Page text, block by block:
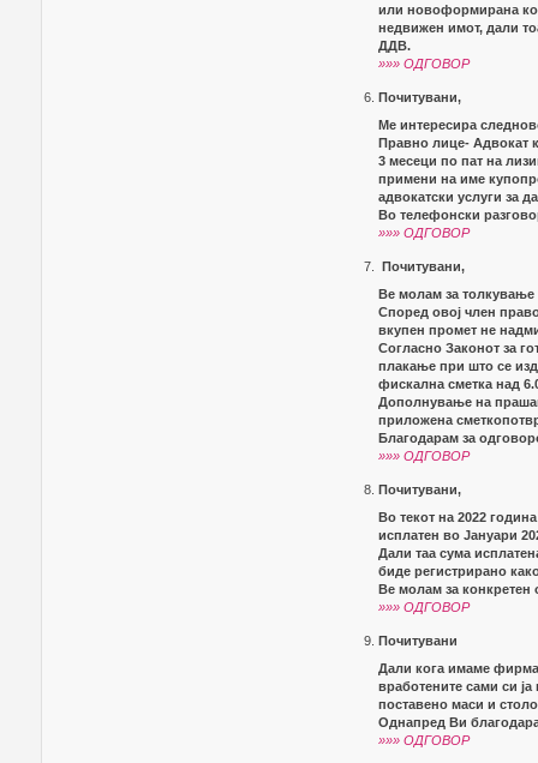
или новоформирана
недвижен имот, дали
ДДВ.
»»» ОДГОВОР
Почитувани,
Ме интересира
Правно лице- Адвокат
3 месеци по пат на
примени на име
адвокатски услуги за
Во телефонски
»»» ОДГОВОР
Почитувани,
Ве молам за
Според овој член
вкупен промет не
Согласно Законот за
плакање при што се
фискална сметка над
Дополнување на
приложена
Благодарам за
»»» ОДГОВОР
Почитувани,
Во текот на 2022
исплатен во Јануари
Дали таа сума
биде регистрирано
Ве молам за
»»» ОДГОВОР
Почитувани
Дали кога имаме
вработените сами си ја
поставено маси и
Однапред Ви
»»» ОДГОВОР